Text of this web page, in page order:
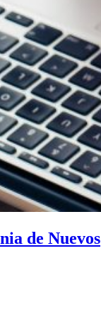
de Nuevos